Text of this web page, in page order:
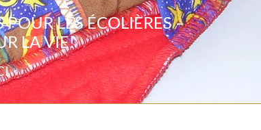
POUR LES ÉCOLIÈRES –
LA VIE!